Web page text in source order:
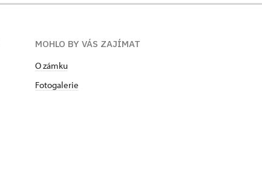
MOHLO BY VÁS ZAJÍMAT
O zámku
Fotogalerie